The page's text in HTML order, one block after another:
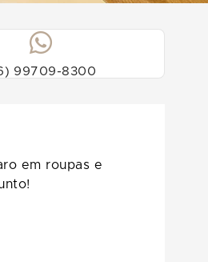
99709-8300
em roupas e